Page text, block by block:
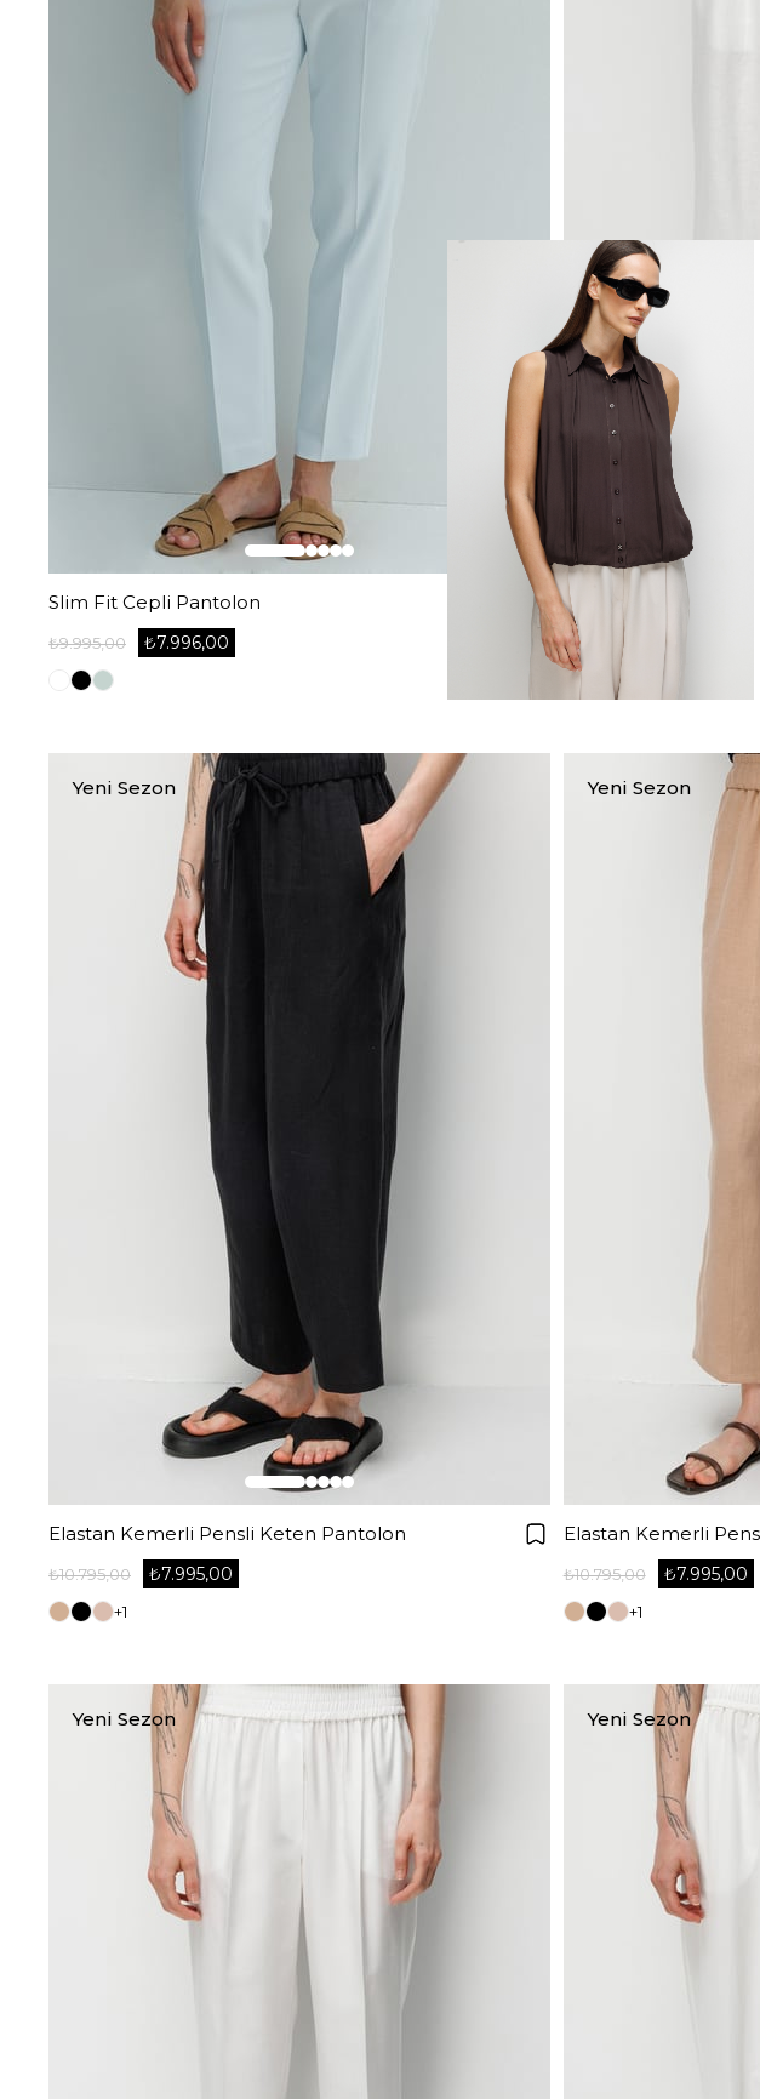
Slim Fit Cepli Pantolon
₺7.996,00
₺9.995,00
Elastan Kemerli
₺10.795,00
Elastan Kemerli Pensli Keten Pantolon
₺7.995,00
₺10.795,00
+1
Yeni Sezon
Elastan Kemerli
₺7.995,00
₺10.795,00
+1
Yeni Sezon
Yeni Sezon Yeni Sezon